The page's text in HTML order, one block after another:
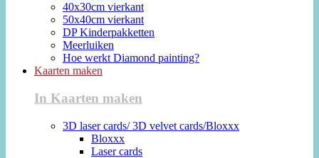
40x30cm vierkant
50x40cm vierkant
DP Kinderpakketten
Meerluiken
Hoe werkt Diamond painting?
Kaarten maken
In Kaarten maken
3D laser cards/ 3D velvet cards/Bloxxx
Bloxxx
Laser cards